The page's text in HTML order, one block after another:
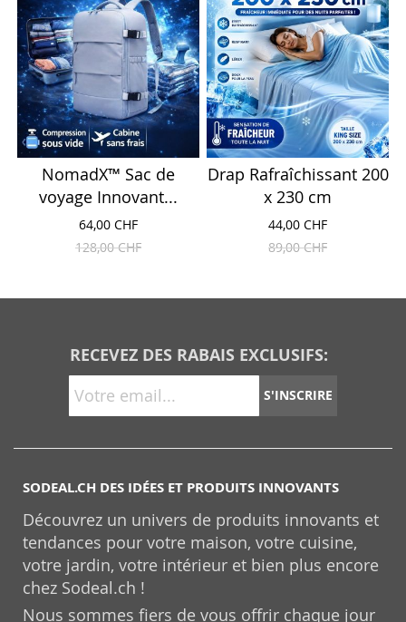
NomadX™ Sac de
voyage Innovant...
64,00 CHF
128,00 CHF
Drap Rafraîchissant 200
x 230 cm
44,00 CHF
89,00 CHF
RECEVEZ DES RABAIS EXCLUSIFS:
S'INSCRIRE
SODEAL.CH DES IDÉES ET PRODUITS INNOVANTS
Découvrez un univers de produits innovants et
tendances pour votre maison, votre cuisine,
votre jardin, votre intérieur et bien plus encore
chez Sodeal.ch !
Nous sommes fiers de vous offrir chaque jour